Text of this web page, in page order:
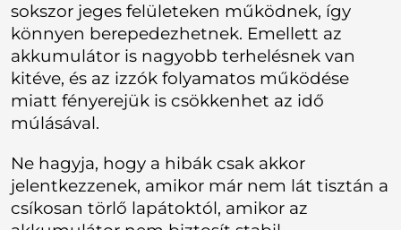
sokszor jeges felületeken működnek, így
könnyen berepedezhetnek. Emellett az
akkumulátor is nagyobb terhelésnek van
kitéve, és az izzók folyamatos működése
miatt fényerejük is csökkenhet az idő
múlásával.
Ne hagyja, hogy a hibák csak akkor
jelentkezzenek, amikor már nem lát tisztán a
csíkosan törlő lapátoktól, amikor az